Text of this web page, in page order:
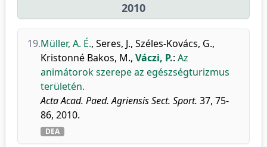
2010
19.Müller, A. É., Seres, J., Széles-Kovács, G.,
Kristonné Bakos, M., Váczi, P.: Az
animátorok szerepe az egészségturizmus
területén.
Acta Acad. Paed. Agriensis Sect. Sport. 37, 75-
86, 2010.
DEA